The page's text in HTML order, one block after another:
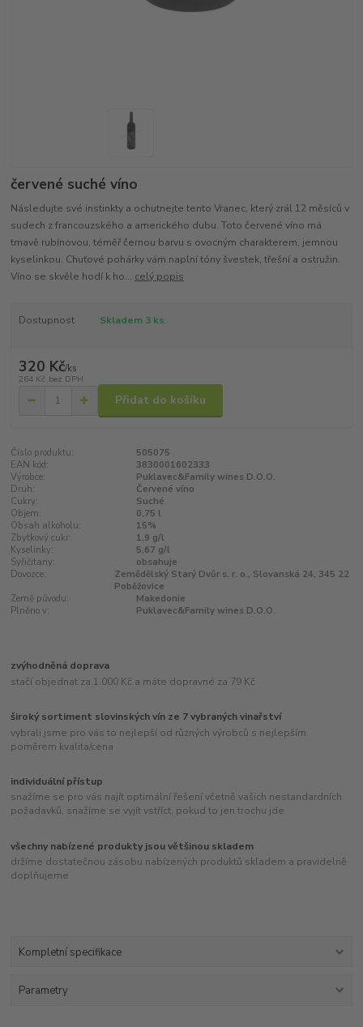
červené suché víno
Následujte své instinkty a ochutnejte tento Vranec, který zrál 12 měsíců v
sudech z francouzského a amerického dubu. Toto červené víno má
tmavě rubínovou, téměř černou barvu s ovocným charakterem, jemnou
kyselinkou. Chuťové pohárky vám naplní tóny švestek, třešní a ostružin.
Víno se skvěle hodí k ho... celý popis
Dostupnost Skladem 3 ks
320 Kč/ks
264 Kč bez DPH
Přidat do košíku
Číslo produktu:
505075
EAN kód:
3830001602333
Výrobce:
Puklavec&Family wines D.O.O.
Druh:
Červené víno
Cukry:
Suché
Objem:
0,75 l
Obsah alkoholu:
15%
Zbytkový cukr:
1,9 g/l
Kyselinky:
5,67 g/l
Syřičitany:
obsahuje
Dovozce:
Zemědělský Starý Dvůr s. r. o., Slovanská 24, 345 22
Poběžovice
Země původu:
Makedonie
Plněno v:
Puklavec&Family wines D.O.O.
zvýhodněná doprava
stačí objednat za 1.000 Kč a máte dopravné za 79 Kč
široký sortiment slovinských vín ze 7 vybraných vinařství
vybrali jsme pro vás to nejlepší od různých výrobců s nejlepším
poměrem kvalita/cena
individuální přístup
snažíme se pro vás najít optimální řešení včetně vašich nestandardních
požadavků, snažíme se vyjít vstříct, pokud to jen trochu jde
všechny nabízené produkty jsou většinou skladem
držíme dostatečnou zásobu nabízených produktů skladem a pravidelně
doplňujeme
Kompletní specifikace
Parametry